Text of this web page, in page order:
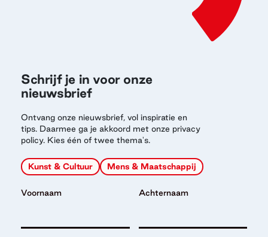
Schrijf je in voor onze
nieuwsbrief
Ontvang onze nieuwsbrief, vol inspiratie en
tips. Daarmee ga je akkoord met onze privacy
policy. Kies één of twee thema's.
Kunst & Cultuur Mens & Maatschappij
Voornaam Achternaam